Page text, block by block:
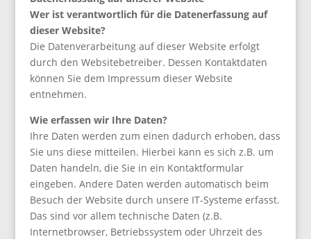
Wer ist verantwortlich für die Datenerfassung auf
dieser Website?
Die Datenverarbeitung auf dieser Website erfolgt
durch den Websitebetreiber. Dessen Kontaktdaten
können Sie dem Impressum dieser Website
entnehmen.
Wie erfassen wir Ihre Daten?
Ihre Daten werden zum einen dadurch erhoben, dass
Sie uns diese mitteilen. Hierbei kann es sich z.B. um
Daten handeln, die Sie in ein Kontaktformular
eingeben. Andere Daten werden automatisch beim
Besuch der Website durch unsere IT-Systeme erfasst.
Das sind vor allem technische Daten (z.B.
Internetbrowser, Betriebssystem oder Uhrzeit des